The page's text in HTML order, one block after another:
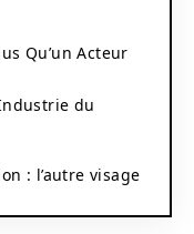
Qu’un Acteur
du
: l’autre visage